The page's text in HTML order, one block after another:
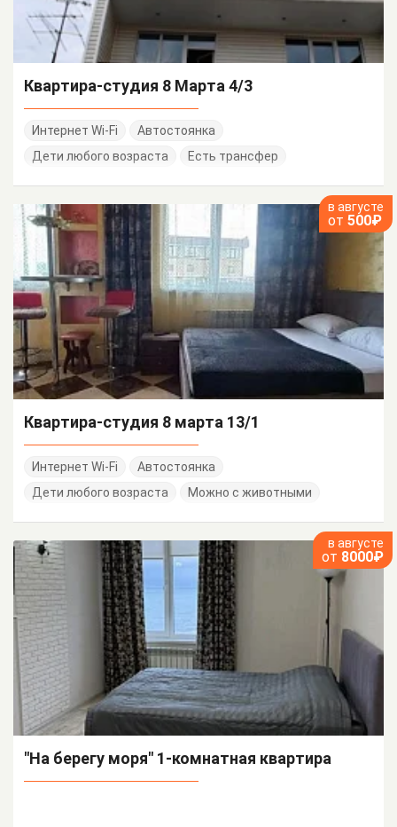
Квартира-студия 8 Марта 4/3
Интернет Wi-Fi
Автостоянка
Дети любого возраста
Есть трансфер
в августе
от 500₽
Квартира-студия 8 марта 13/1
Интернет Wi-Fi
Автостоянка
Дети любого возраста
Можно с животными
в августе
от 8000₽
"На берегу моря" 1-комнатная квартира